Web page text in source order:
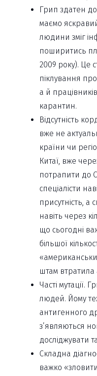
Грип здатен
маємо
людини зміг
поширитись
2009 року). Це
піклування
а й
карантин.
Відсутність
вже не
країни чи
Китаї, вже
потрапити до
спеціалісти
присутність, а
навіть через
що сьогодні
більшої
штам втратила
Часті мутації.
людей. Йому
антигенного
з’являються
досліджувати
Складна
важко